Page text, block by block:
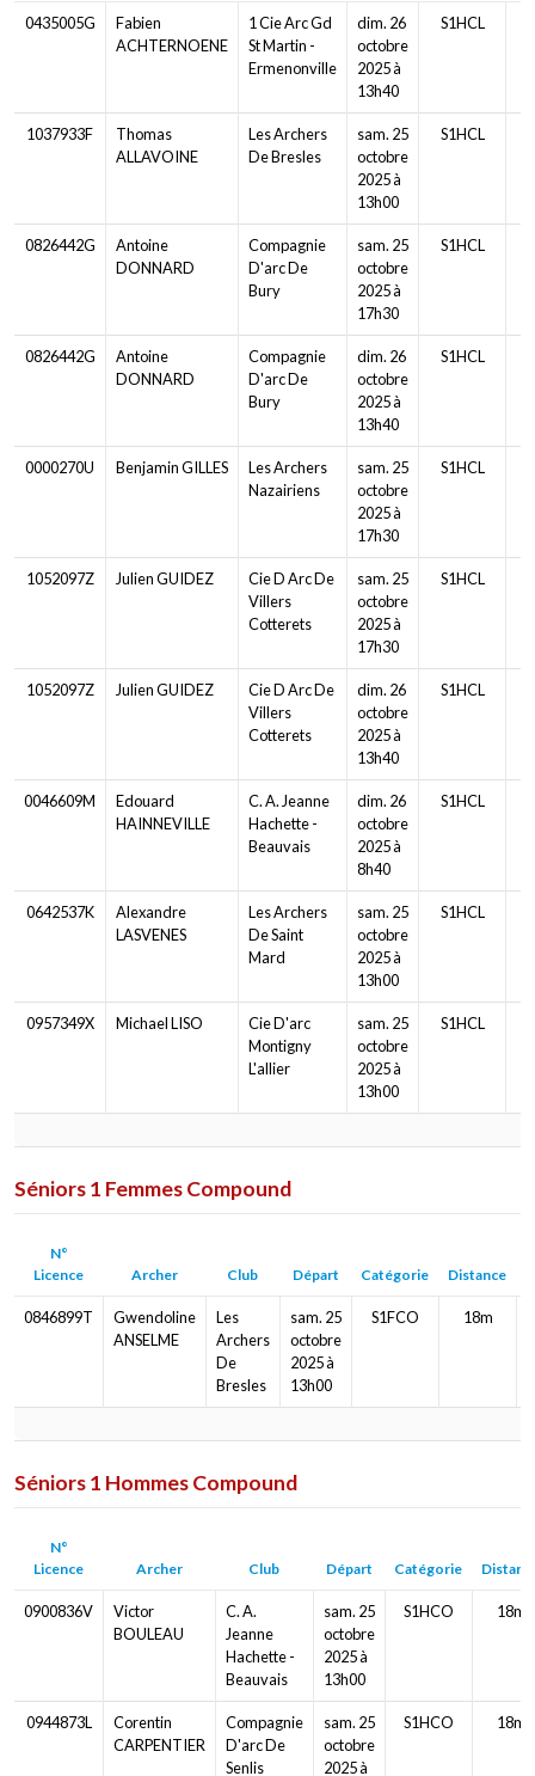
0435005G
Fabien
ACHTERNOENE
1 Cie Arc Gd
St Martin -
Ermenonville
dim. 26
octobre
2025 à
13h40
S1HCL
1037933F
Thomas
ALLAVOINE
Les Archers
De Bresles
sam. 25
octobre
2025 à
13h00
S1HCL
0826442G
Antoine
DONNARD
Compagnie
D'arc De
Bury
sam. 25
octobre
2025 à
17h30
S1HCL
0826442G
Antoine
DONNARD
Compagnie
D'arc De
Bury
dim. 26
octobre
2025 à
13h40
S1HCL
0000270U Benjamin GILLES
Les Archers
Nazairiens
sam. 25
octobre
2025 à
17h30
S1HCL
1052097Z Julien GUIDEZ
Cie D Arc De
Villers
Cotterets
sam. 25
octobre
2025 à
17h30
S1HCL
1052097Z Julien GUIDEZ
Cie D Arc De
Villers
Cotterets
dim. 26
octobre
2025 à
13h40
S1HCL
0046609M
Edouard
HAINNEVILLE
C. A. Jeanne
Hachette -
Beauvais
dim. 26
octobre
2025 à
8h40
S1HCL
0642537K
Alexandre
LASVENES
Les Archers
De Saint
Mard
sam. 25
octobre
2025 à
13h00
S1HCL
0957349X Michael LISO
Cie D'arc
Montigny
L'allier
sam. 25
octobre
2025 à
13h00
S1HCL
Séniors 1 Femmes Compound
N°
Licence
Archer Club Départ Catégorie Distance
0846899T
Gwendoline
ANSELME
Les
Archers
De
Bresles
sam. 25
octobre
2025 à
13h00
S1FCO 18m
Séniors 1 Hommes Compound
N°
Licence
Archer Club Départ Catégorie
0900836V
Victor
BOULEAU
C. A.
Jeanne
Hachette -
Beauvais
sam. 25
octobre
2025 à
13h00
S1HCO 18m
0944873L
Corentin
CARPENTIER
Compagnie
D'arc De
Senlis
sam. 25
octobre
2025 à
S1HCO 18m